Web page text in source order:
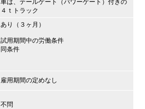
車は、テールゲート（パワーゲート）付きの
４ｔトラック
あり（３ヶ月）
試用期間中の労働条件
同条件
雇用期間の定めなし
不問